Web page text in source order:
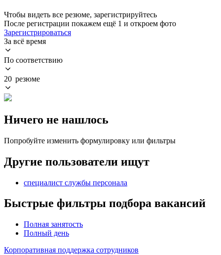
Чтобы видеть все резюме, зарегистрируйтесь
После регистрации покажем ещё 1 и откроем фото
Зарегистрироваться
За всё время
По соответствию
20 резюме
Ничего не нашлось
Попробуйте изменить формулировку или фильтры
Другие пользователи ищут
специалист службы персонала
Быстрые фильтры подбора вакансий
Полная занятость
Полный день
Корпоративная поддержка сотрудников